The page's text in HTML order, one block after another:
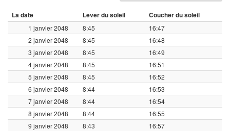
La date Lever du soleil Coucher du soleil
1 janvier 2048 8:45
16:47
2 janvier 2048
8:45
16:48
3 janvier 2048
8:45
16:49
4 janvier 2048
8:45
16:51
5 janvier 2048
8:45
16:52
6 janvier 2048
8:44
16:53
7 janvier 2048
8:44
16:54
8 janvier 2048
8:44
16:55
9 janvier 2048
8:43 16:57